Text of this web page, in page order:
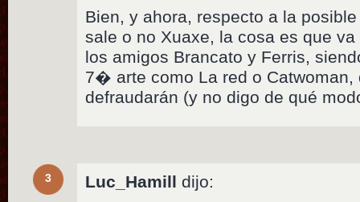
Bien, y ahora, respecto a la
sale o no Xuaxe, la cosa es que
los amigos Brancato y Ferris,
7� arte como La red o Catwoman,
defraudarán (y no digo de qué
3 Luc_Hamill dijo: